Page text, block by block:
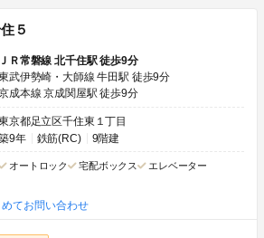
５
ＪＲ常磐線 北千住駅 徒歩9分
武伊勢崎・大師線 牛田駅 徒歩9分
成本線 京成関屋駅 徒歩9分
京都足立区千住東１丁目
9年
鉄筋(RC) 9階建
オートロック 宅配ボックス エレベーター
てお問い合わせ